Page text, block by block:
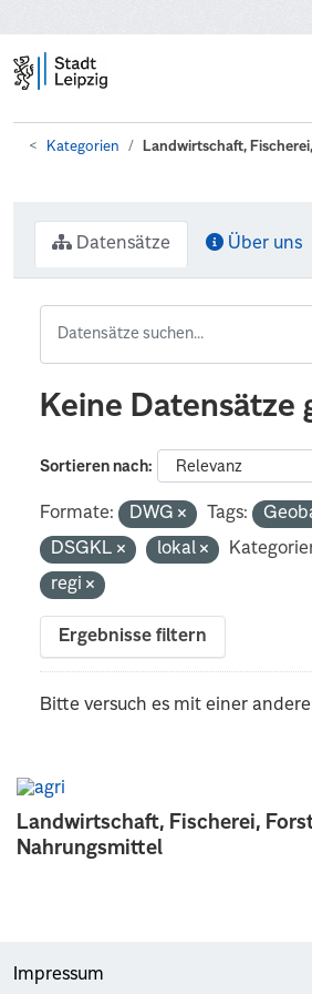
Kategorien Landwirtschaft,
Landwirtschaft, Fischerei,
Nahrungsmittel
Datensätze Über uns
Keine Datensätze
Sortieren nach
Formate: DWG Tags:
DSGKL
lokal
regi
Ergebnisse filtern
Bitte versuch es mit einer
Impressum